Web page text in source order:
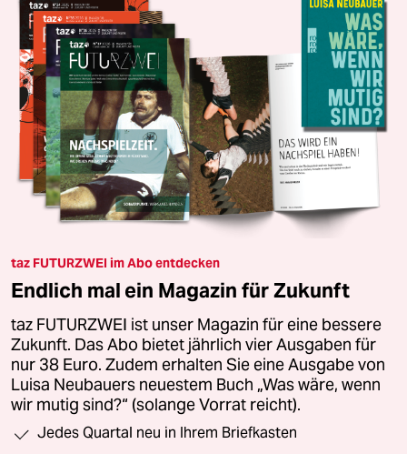
taz FUTURZWEI im Abo entdecken
Endlich mal ein Magazin für Zukunft
taz FUTURZWEI ist unser Magazin für eine bessere
Zukunft. Das Abo bietet jährlich vier Ausgaben für
nur 38 Euro. Zudem erhalten Sie eine Ausgabe von
Luisa Neubauers neuestem Buch „Was wäre, wenn
wir mutig sind?“ (solange Vorrat reicht).
Jedes Quartal neu in Ihrem Briefkasten